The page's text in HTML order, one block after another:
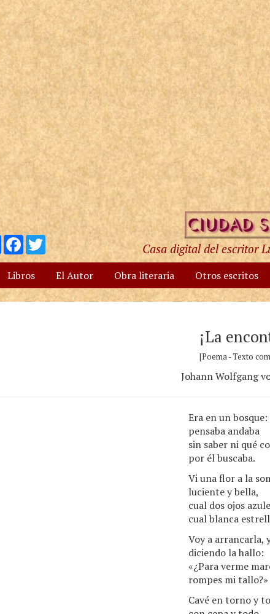
Compartir
Facebook
Twitter
Casa digital del escritor
Libros El Autor Obra literaria Otros escritos
¡La
[Poema - Texto
Johann Wolfgang
Era en un
pensaba andaba
sin saber ni qué
por él buscaba.
Vi una flor a la
luciente y bella,
cual dos ojos
cual blanca
Voy a arrancarla,
diciendo la hallo:
«¿Para verme
rompes mi tallo?»
Cavé en torno y